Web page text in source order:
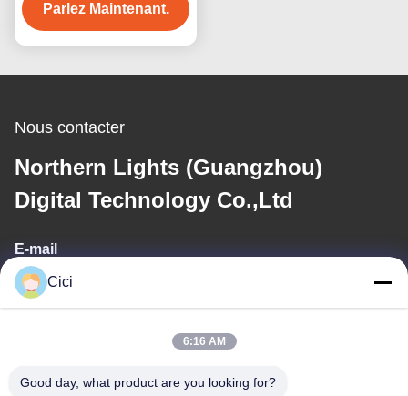
Parlez Maintenant.
Nous contacter
Northern Lights (Guangzhou)
Digital Technology Co.,Ltd
E-mail
sales03@bjgprojection.com
Adresse
Cici
6:16 AM
Good day, what product are you looking for?